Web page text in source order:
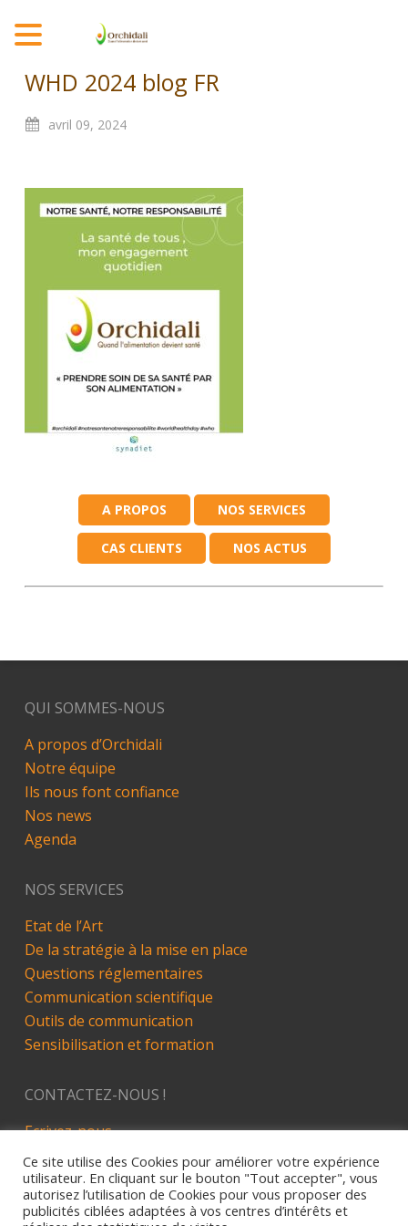
WHD 2024 blog FR
avril 09, 2024
A PROPOS NOS SERVICES
CAS CLIENTS NOS ACTUS
QUI SOMMES-NOUS
A propos d’Orchidali
Notre équipe
Ils nous font confiance
Nos news
Agenda
NOS SERVICES
Etat de l’Art
De la stratégie à la mise en place
Questions réglementaires
Communication scientifique
Outils de communication
Sensibilisation et formation
CONTACTEZ-NOUS !
Ecrivez-nous
LinkedIn
Ce site utilise des Cookies pour améliorer votre expérience
utilisateur. En cliquant sur le bouton "Tout accepter", vous
autorisez l’utilisation de Cookies pour vous proposer des
publicités ciblées adaptées à vos centres d’intérêts et